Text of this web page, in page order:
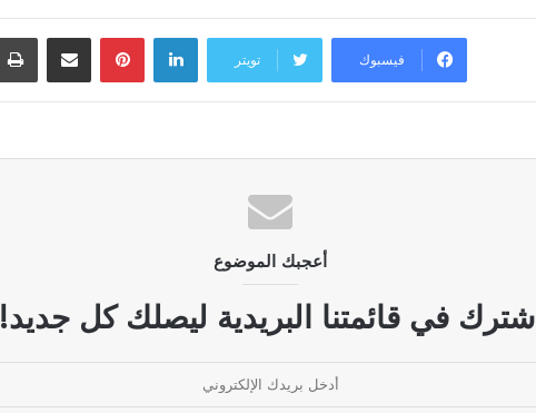
فيسبوك تويتر
لينكدإن بينتيريستمشاركة عبر البريد
أعجبك الموضوع
إشترك في قائمتنا البريدية ليصلك كل جديد!